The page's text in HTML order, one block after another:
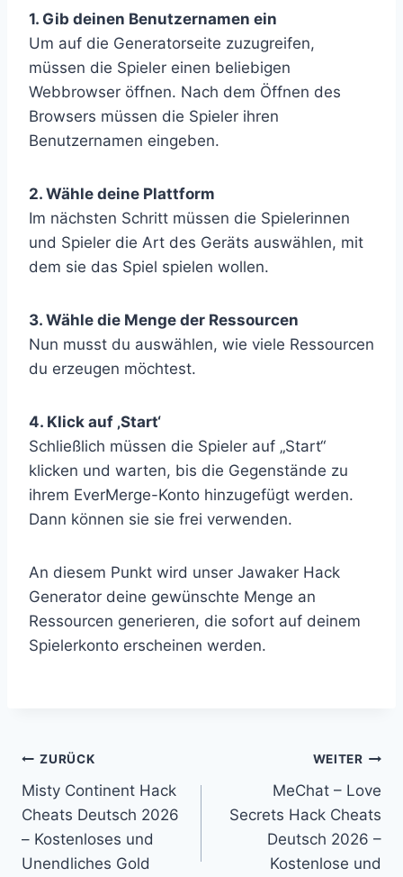
1. Gib deinen Benutzernamen ein
Um auf die Generatorseite zuzugreifen,
müssen die Spieler einen beliebigen
Webbrowser öffnen. Nach dem Öffnen des
Browsers müssen die Spieler ihren
Benutzernamen eingeben.
2. Wähle deine Plattform
Im nächsten Schritt müssen die Spielerinnen
und Spieler die Art des Geräts auswählen, mit
dem sie das Spiel spielen wollen.
3. Wähle die Menge der Ressourcen
Nun musst du auswählen, wie viele Ressourcen
du erzeugen möchtest.
4. Klick auf ‚Start‘
Schließlich müssen die Spieler auf „Start“
klicken und warten, bis die Gegenstände zu
ihrem EverMerge-Konto hinzugefügt werden.
Dann können sie sie frei verwenden.
An diesem Punkt wird unser Jawaker Hack
Generator deine gewünschte Menge an
Ressourcen generieren, die sofort auf deinem
Spielerkonto erscheinen werden.
Beitragsnavigation
ZURÜCK
Misty Continent Hack
Cheats Deutsch 2026
– Kostenloses und
Unendliches Gold
WEITER
MeChat – Love
Secrets Hack Cheats
Deutsch 2026 –
Kostenlose und